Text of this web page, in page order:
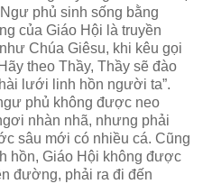
phủ sinh sống bằng
của Giáo Hội là truyền
Chúa Giêsu, khi kêu gọi
theo Thầy, Thầy sẽ đào
lưới linh hồn người ta”.
phủ không được neo
nhàn nhã, nhưng phải
sâu mới có nhiều cá. Cũng
hồn, Giáo Hội không được
đường, phải ra đi đến